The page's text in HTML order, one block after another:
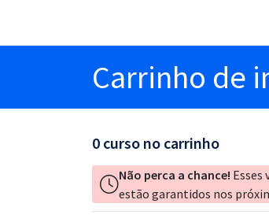
Carrinho de
0 curso no carrinho
Não perca a chance! Esses
estão garantidos nos